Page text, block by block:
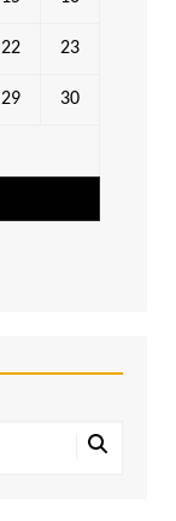
22 23
29 30